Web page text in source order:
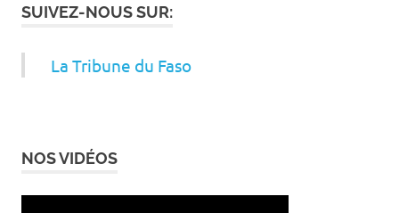
SUIVEZ-NOUS SUR:
La Tribune du Faso
NOS VIDÉOS